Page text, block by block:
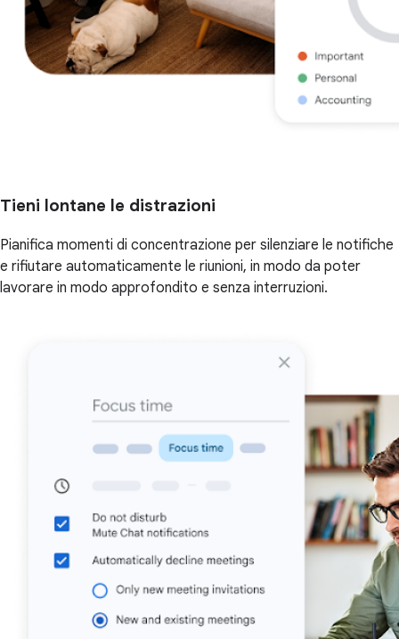
Tieni lontane le distrazioni
Pianifica momenti di concentrazione per silenziare le notifiche
e rifiutare automaticamente le riunioni, in modo da poter
lavorare in modo approfondito e senza interruzioni.